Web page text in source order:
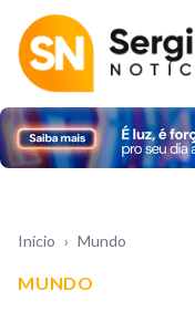
Início › Mundo
MUNDO